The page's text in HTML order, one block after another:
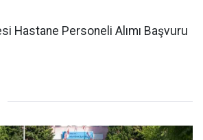
Hastane Personeli Alımı Başvuru